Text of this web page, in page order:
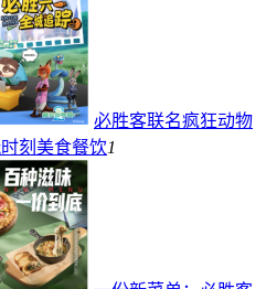
必胜客联名疯狂动物
刻 美食餐饮1